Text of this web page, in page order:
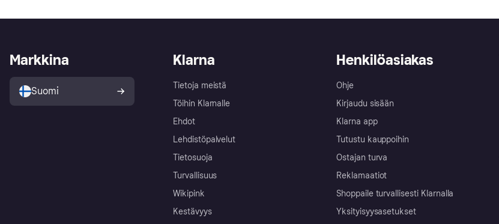
Klarna
Tietoja meistä
Töihin Klarnalle
Ehdot
Lehdistöpalvelut
Tietosuoja
Turvallisuus
Wikipink
Kestävyys
Henkilöasiakas
Ohje
Kirjaudu sisään
Klarna app
Tutustu kauppoihin
Ostajan turva
Reklamaatiot
Shoppaile turvallisesti Klarnalla
Yksityisyysasetukset
Markkina
Suomi